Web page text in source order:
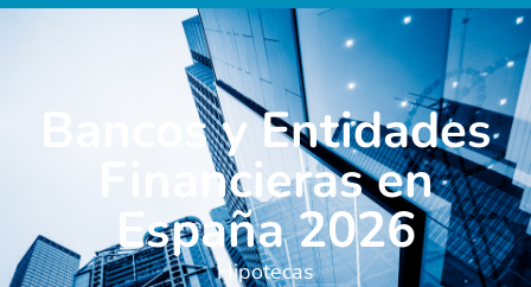
Bancos y Entidades
Financieras en
España 2026
Hipotecas